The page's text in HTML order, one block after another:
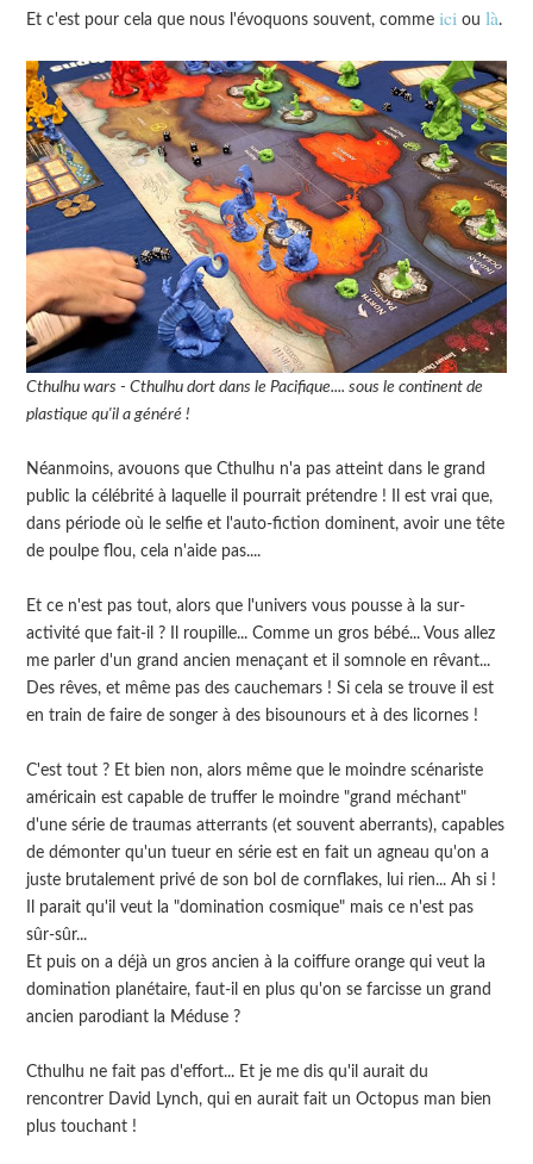
Et c'est pour cela que nous l'évoquons souvent, commeici oulà.
Cthulhu wars - Cthulhu dort dans le Pacifique.... sous le continent de
plastique qu'il a généré !
Néanmoins, avouons que Cthulhu n'a pas atteint dans le grand
public la célébrité à laquelle il pourrait prétendre ! Il est vrai que,
dans période où le selfie et l'auto-fiction dominent, avoir une tête
de poulpe flou, cela n'aide pas....
Et ce n'est pas tout, alors que l'univers vous pousse à la sur-
activité que fait-il ? Il roupille... Comme un gros bébé... Vous allez
me parler d'un grand ancien menaçant et il somnole en rêvant...
Des rêves, et même pas des cauchemars ! Si cela se trouve il est
en train de faire de songer à des bisounours et à des licornes !
C'est tout ? Et bien non, alors même que le moindre scénariste
américain est capable de truffer le moindre "grand méchant"
d'une série de traumas atterrants (et souvent aberrants), capables
de démonter qu'un tueur en série est en fait un agneau qu'on a
juste brutalement privé de son bol de cornflakes, lui rien... Ah si !
Il parait qu'il veut la "domination cosmique" mais ce n'est pas
sûr-sûr...
Et puis on a déjà un gros ancien à la coiffure orange qui veut la
domination planétaire, faut-il en plus qu'on se farcisse un grand
ancien parodiant la Méduse ?
Cthulhu ne fait pas d'effort... Et je me dis qu'il aurait du
rencontrer David Lynch, qui en aurait fait un Octopus man bien
plus touchant !